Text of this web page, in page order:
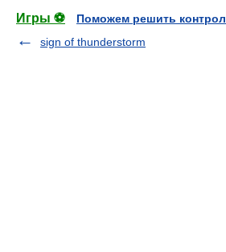
Игры ⚽
Поможем решить
sign of thunderstorm